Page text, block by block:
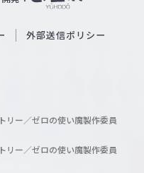
外部送信ポリシー
リー／ゼロの使い魔製作委員
リー／ゼロの使い魔製作委員